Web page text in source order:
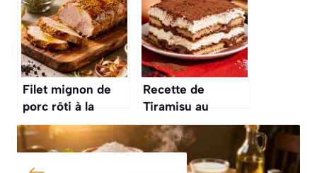
Filet mignon de
porc rôti à la
moutarde à
l’ancienne :
recette
Recette de
Tiramisu au
Nutella : délice
Gourmand